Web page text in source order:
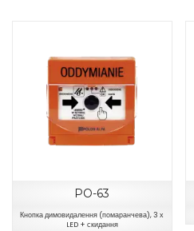
РО-63
Кнопка димовидалення (помаранчева), 3 х
LED + скидання